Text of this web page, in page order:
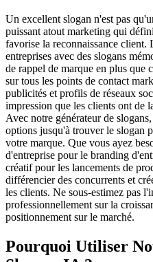
Un excellent slogan n'est pas
puissant atout marketing qui
favorise la reconnaissance client.
entreprises avec des slogans
de rappel de marque en plus que
sur tous les points de contact
publicités et profils de réseaux
impression que les clients ont de
Avec notre générateur de
options jusqu'à trouver le slogan
votre marque. Que vous ayez
d'entreprise pour le branding
créatif pour les lancements de
différencier des concurrents et
les clients. Ne sous-estimez pas
professionnellement sur la
positionnement sur le marché.
Pourquoi Utiliser